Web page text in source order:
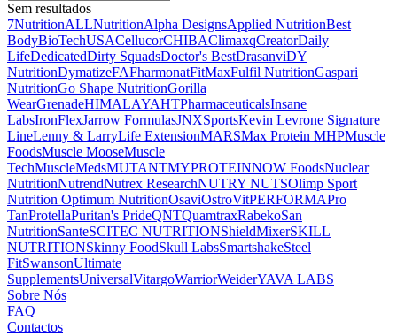
Sem resultados
7NutritionALLNutritionAlpha DesignsApplied NutritionBest
BodyBioTechUSACellucorCHIBAClimaxqCreatorDaily
LifeDedicatedDirty SquadsDoctor's BestDrasanviDY
NutritionDymatizeFAFharmonatFitMaxFulfil NutritionGaspari
NutritionGo Shape NutritionGorilla
WearGrenadeHIMALAYAHTPharmaceuticalsInsane
LabsIronFlexJarrow FormulasJNXSportsKevin Levrone Signature
LineLenny & LarryLife ExtensionMARSMax Protein MHPMuscle
FoodsMuscle MooseMuscle
TechMuscleMedsMUTANTMYPROTEINNOW FoodsNuclear
NutritionNutrendNutrex ResearchNUTRY NUTSOlimp Sport
Nutrition Optimum NutritionOsaviOstroVitPERFORMAPro
TanProtellaPuritan's PrideQNTQuamtraxRabekoSan
NutritionSanteSCITEC NUTRITIONShieldMixerSKILL
NUTRITIONSkinny FoodSkull LabsSmartshakeSteel
FitSwansonUltimate
SupplementsUniversalVitargoWarriorWeiderYAVA LABS
Sobre Nós
FAQ
Contactos